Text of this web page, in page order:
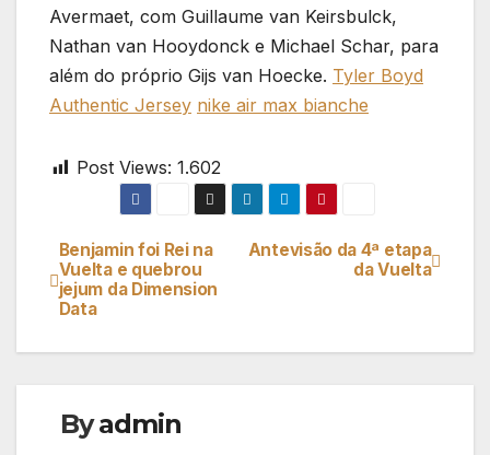
Avermaet, com Guillaume van Keirsbulck,
Nathan van Hooydonck e Michael Schar, para
além do próprio Gijs van Hoecke. Tyler Boyd
Authentic Jersey nike air max bianche
Post Views: 1.602
Navegação
de
artigos
Antevisão da 4ª etapa
da Vuelta
Benjamin foi Rei na
Vuelta e quebrou
jejum da Dimension
Data
Byadmin